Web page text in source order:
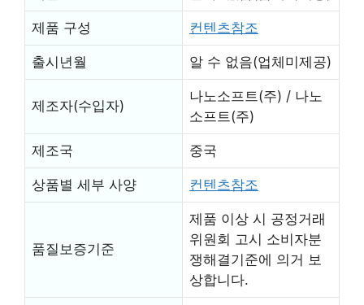
제품 구성 컨텐츠참조
출시년월 알 수 없음(업체미제공)
제조자(수입자)
나노소프트(주) / 나노
소프트(주)
제조국 중국
상품별 세부 사양 컨텐츠참조
품질보증기준
제품 이상 시 공정거래
위원회 고시 소비자분
쟁해결기준에 의거 보
상합니다.